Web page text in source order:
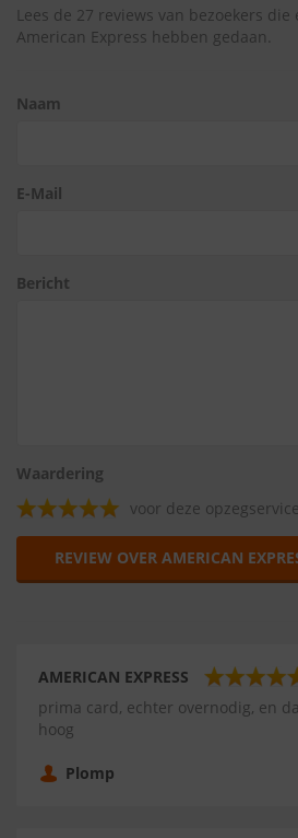
Lees de 27 reviews van bezoekers die
American Express hebben gedaan.
Naam
E-Mail
Bericht
Waardering
voor deze opzegservice
REVIEW OVER AMERICAN
AMERICAN EXPRESS
prima card, echter overnodig, en
hoog
Plomp